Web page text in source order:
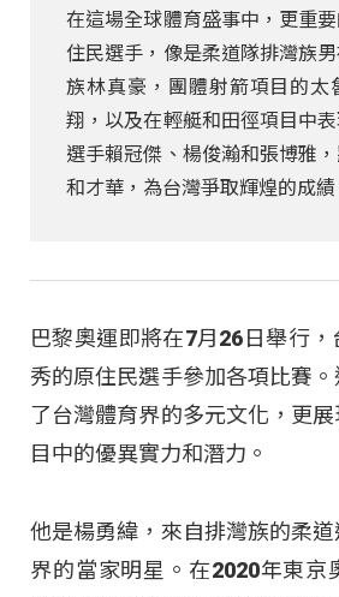
在這場全球體育盛事中，更重
住民選手，像是柔道隊排灣族
族林真豪，團體射箭項目的太
翔，以及在輕艇和田徑項目中
選手賴冠傑、楊俊瀚和張博雅
和才華，為台灣爭取輝煌的成績
巴黎奧運即將在7月26日舉行
秀的原住民選手參加各項比賽
了台灣體育界的多元文化，更
目中的優異實力和潛力。
他是楊勇緯，來自排灣族的柔
界的當家明星。在2020年東京